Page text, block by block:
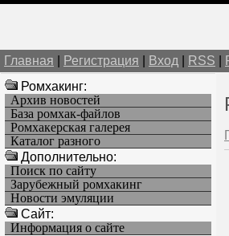
Главная Регистрация Вход RSS
Ромхакинг:
Архив новостей
База ромхак-файлов
Ромхакерская галерея
Каталог разного
Дополнительно:
Поиск по сайту
Зарубежный ромхакинг
Новости эмуляции
Cайт:
Информация о сайте